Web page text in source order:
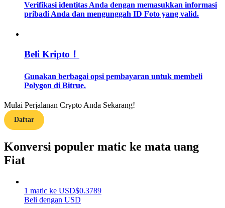
Strategi perdagangan
Pelajari cara untuk tetap menghasilkan keuntungan
Menghasilkan
Verifikasi identitas Anda dengan memasukkan informasi
pribadi Anda dan mengunggah ID Foto yang valid.
Beli Kripto！
Gunakan berbagai opsi pembayaran untuk membeli
Polygon di Bitrue.
Mulai Perjalanan Crypto Anda Sekarang!
Daftar
Konversi populer matic ke mata uang
Fiat
1 matic ke USD$0.3789
Beli dengan USD